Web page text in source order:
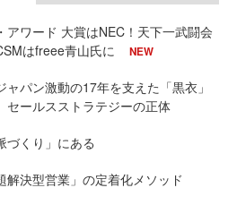
アワード 大賞はNEC！天下一武闘会
はfreee青山氏に
NEW
パン激動の17年を支えた「黒衣」
セールスストラテジーの正体
づくり」にある
解決型営業」の定着化メソッド